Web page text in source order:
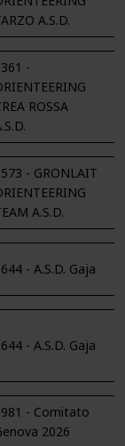
A.S.D.
-
ROSSA
- GRONLAIT
A.S.D.
- A.S.D. Gaja
- A.S.D. Gaja
- Comitato
2026